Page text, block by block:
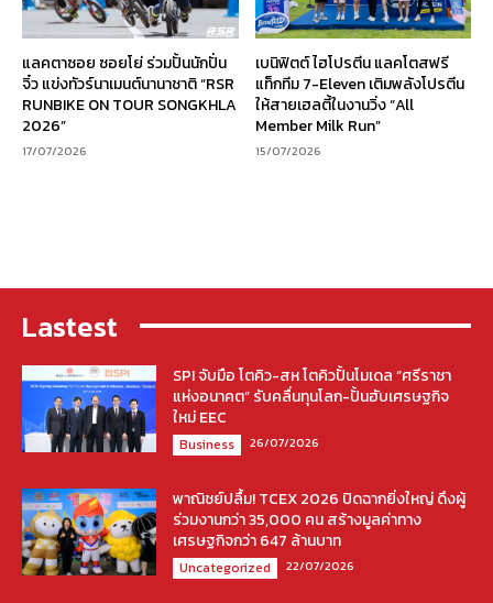
แลคตาซอย ซอยโย่ ร่วมปั้นนักปั่น
จิ๋ว แข่งทัวร์นาเมนต์นานาชาติ “RSR
RUNBIKE ON TOUR SONGKHLA
2026”
17/07/2026
เบนิฟิตต์ ไฮโปรตีน แลคโตสฟรี
แท็กทีม 7-Eleven เติมพลังโปรตีน
ให้สายเฮลตี้ในงานวิ่ง “All
Member Milk Run”
15/07/2026
Lastest
SPI จับมือ โตคิว-สห โตคิวปั้นโมเดล “ศรีราชา
แห่งอนาคต” รับคลื่นทุนโลก-ปั้นฮับเศรษฐกิจ
ใหม่ EEC
Business 26/07/2026
พาณิชย์ปลื้ม! TCEX 2026 ปิดฉากยิ่งใหญ่ ดึงผู้
ร่วมงานกว่า 35,000 คน สร้างมูลค่าทาง
เศรษฐกิจกว่า 647 ล้านบาท
Uncategorized 22/07/2026